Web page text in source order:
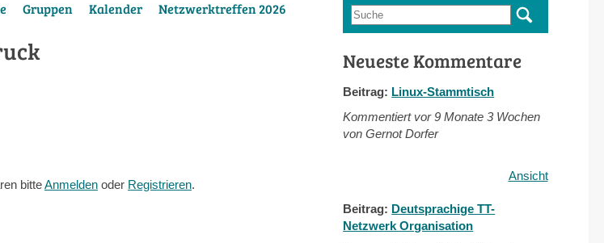
Gruppen Kalender Netzwerktreffen 2026
bitteAnmelden oder Registrieren.
Suchformular
Suche
Neueste Kommentare
Beitrag: Linux-Stammtisch
Kommentiert vor9 Monate 3 Wochen
von Gernot Dorfer
Ansicht
Beitrag: Deutsprachige TT-
Netzwerk Organisation